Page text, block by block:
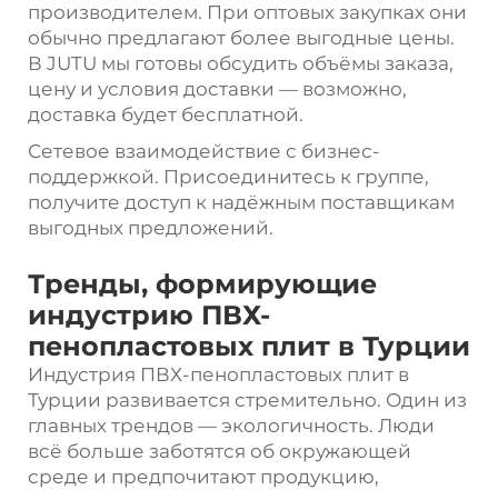
производителем. При оптовых закупках они
обычно предлагают более выгодные цены.
В JUTU мы готовы обсудить объёмы заказа,
цену и условия доставки — возможно,
доставка будет бесплатной.
Сетевое взаимодействие с бизнес-
поддержкой. Присоединитесь к группе,
получите доступ к надёжным поставщикам
выгодных предложений.
Тренды, формирующие
индустрию ПВХ-
пенопластовых плит в Турции
Индустрия ПВХ-пенопластовых плит в
Турции развивается стремительно. Один из
главных трендов — экологичность. Люди
всё больше заботятся об окружающей
среде и предпочитают продукцию,